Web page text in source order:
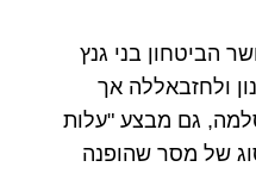
הביטחון בני גנץ
ולחזבאללה אך
גם מבצע "עלות
של מסר שהופנה